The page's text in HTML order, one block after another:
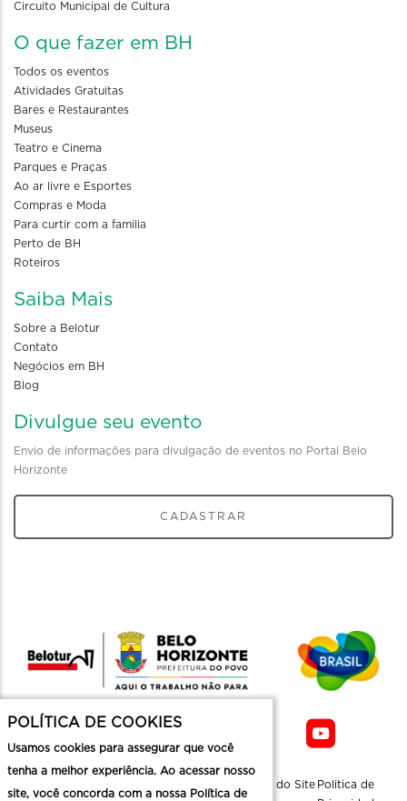
Circuito Municipal de Cultura
O que fazer em BH
Todos os eventos
Atividades Gratuitas
Bares e Restaurantes
Museus
Teatro e Cinema
Parques e Praças
Ao ar livre e Esportes
Compras e Moda
Para curtir com a familia
Perto de BH
Roteiros
Saiba Mais
Sobre a Belotur
Contato
Negócios em BH
Blog
Divulgue seu evento
Envio de informações para divulgação de eventos no Portal Belo
Horizonte
CADASTRAR
Mapa do Site Politica de
POLÍTICA DE COOKIES
Usamos cookies para assegurar que você
tenha a melhor experiência. Ao acessar nosso
site, você concorda com a nossa Política de